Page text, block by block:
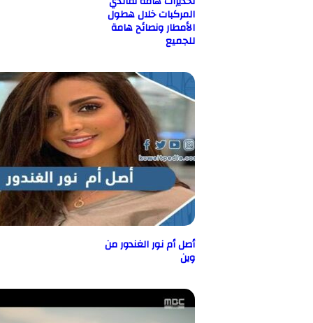
المركبات خلال هطول
الأمطار ونصائح هامة
أصل أم نور الغندور من